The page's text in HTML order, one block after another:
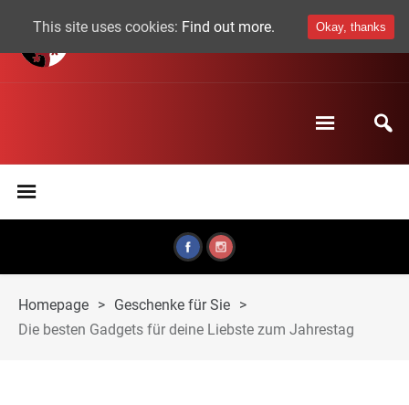
Homepage > Geschenke für Sie >
Die besten Gadgets für deine Liebste zum Jahrestag
This site uses cookies: Find out more. Okay, thanks